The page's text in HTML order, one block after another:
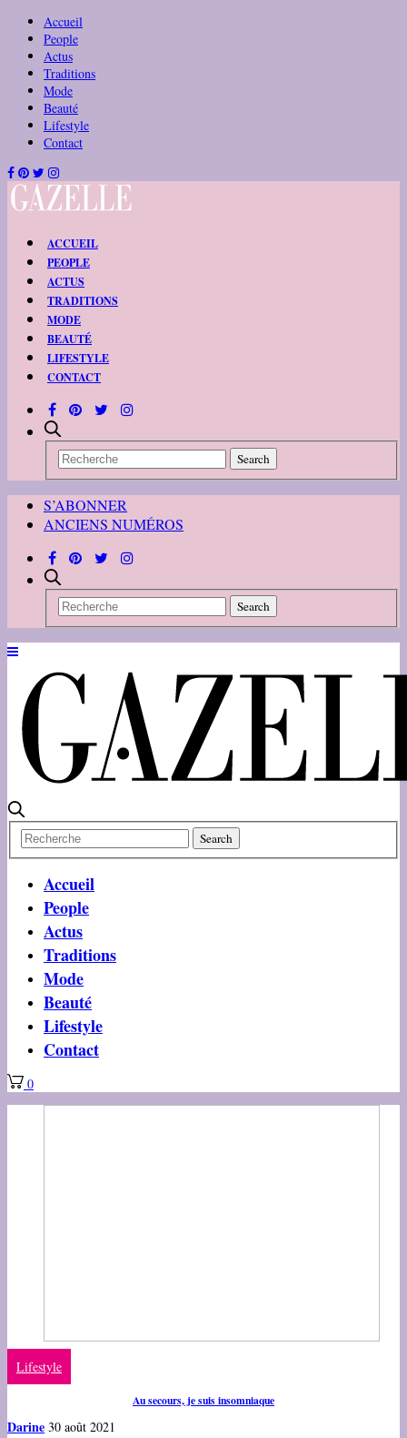
Accueil
People
Actus
Traditions
Mode
Beauté
Lifestyle
Contact
ACCUEIL
PEOPLE
ACTUS
TRADITIONS
MODE
BEAUTÉ
LIFESTYLE
CONTACT
S’ABONNER
ANCIENS NUMÉROS
Accueil
People
Actus
Traditions
Mode
Beauté
Lifestyle
Contact
0
Lifestyle
Au secours, je suis insomniaque
Darine 30 août 2021